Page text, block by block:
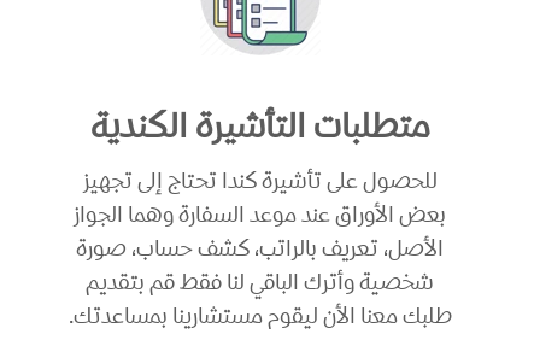
متطلبات التأشيرة الكندية
للحصول على تأشيرة كندا تحتاج إلى تجهيز
بعض الأوراق عند موعد السفارة وهما الجواز
الأصل، تعريف بالراتب، كشف حساب، صورة
شخصية وأترك الباقي لنا فقط قم بتقديم
طلبك معنا الأن ليقوم مستشارينا بمساعدتك.